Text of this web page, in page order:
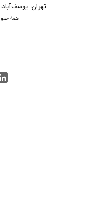
​​​​​​تهران، یوسف‌آباد،
​همۀ